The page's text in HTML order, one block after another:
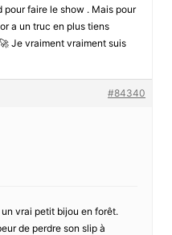
pour faire le show . Mais pour
a un truc en plus tiens
Je vraiment vraiment suis
#84340
un vrai petit bijou en forêt.
de perdre son slip à